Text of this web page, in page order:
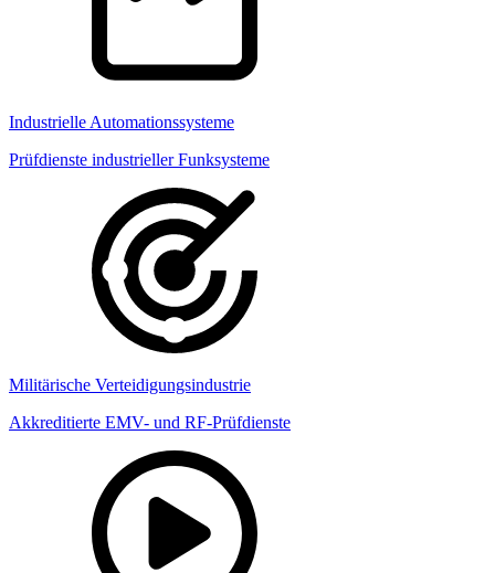
Industrielle Automationssysteme
Prüfdienste industrieller Funksysteme
Militärische Verteidigungsindustrie
Akkreditierte EMV- und RF-Prüfdienste